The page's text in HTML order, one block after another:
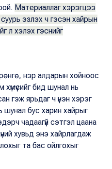
Материаллаг хэрэгцээ
эзлэх ч гэсэн хайрын
л хэлэх гэснийг
нэр алдарын хойноос
бид шунал нь
гэж ярьдаг ч үнэн хэрэг
шунал бус харин хайрыг
чадаагүй сэтгэл цаана
хувьд энэ хайрлагдаж
та бас ойлгохыг